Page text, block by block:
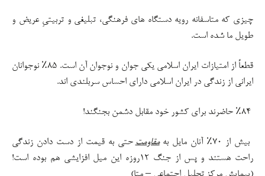
چیزی که متاسفانه رویه دستگاه های فرهنگی، تبلیغی و تربیتیِ عریض و
طویل ما شده است.
قطعاً از امتیازات ایران اسلامی یکی جوان و نوجوان آن است. ۸۵٪ نوجوانان
ایرانی از زندگی در ایران اسلامی دارای احساس سربلندی اند.
بیش از ۷۰٪ آنان مایل به مقاومتحتی به قیمت از دست دادن زندگی
راحت هستند و پس از جنگ ۱۲روزه این میل افزایشی هم بوده است!